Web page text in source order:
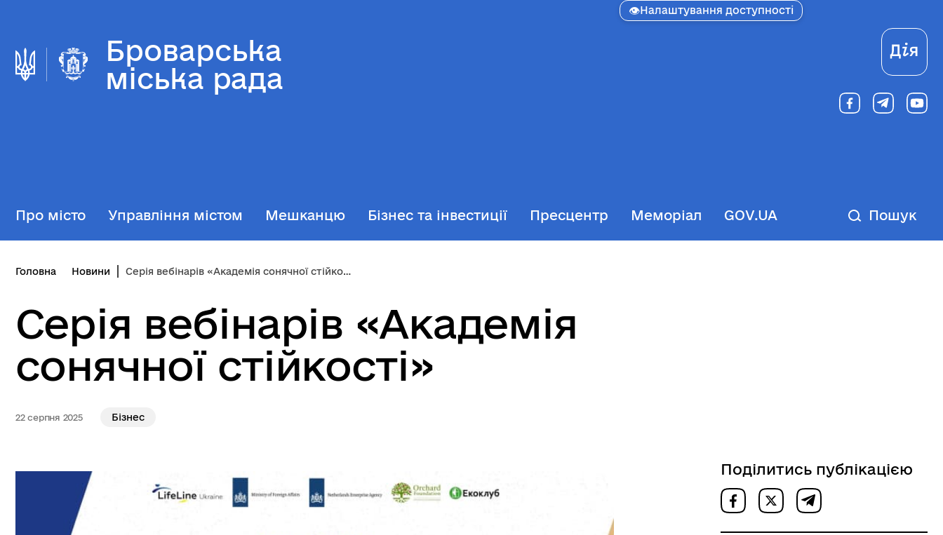
Броварська
міська рада
👁Налаштування доступності
Про місто Управління містом Мешканцю Бізнес та інвестиції Пресцентр Меморіал GOV.UA Пошук
Головна Новини Серія вебінарів «Академія сонячної стійкості»
Серія вебінарів «Академія
сонячної стійкості»
22 серпня 2025 Бізнес
Поділитись публікацією